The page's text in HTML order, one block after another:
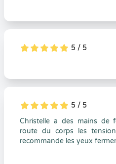
5
1
5
0 5 / 5
5
1
5
0 5 / 5
Christelle a des mains de
route du corps les
recommande les yeux fermer